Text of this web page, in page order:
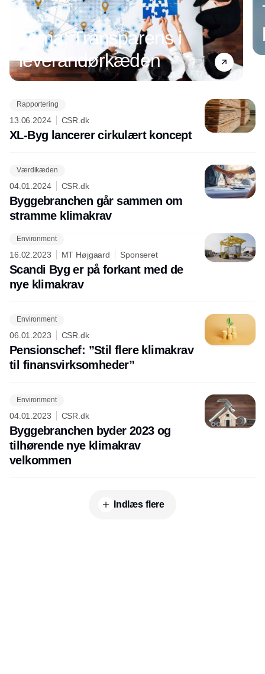
Tema: Transparens i
leverandørkæden
Rapportering
13.06.2024 CSR.dk
XL-Byg lancerer cirkulært koncept
Værdikæden
04.01.2024 CSR.dk
Byggebranchen går sammen om
stramme klimakrav
Environment
16.02.2023 MT Højgaard Sponseret
Scandi Byg er på forkant med de
nye klimakrav
Environment
06.01.2023 CSR.dk
Pensionschef: ”Stil flere klimakrav
til finansvirksomheder”
Environment
04.01.2023 CSR.dk
Byggebranchen byder 2023 og
tilhørende nye klimakrav
velkommen
Indlæs flere